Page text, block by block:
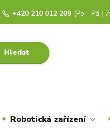
Hledat
+420 210 012 209 (Po - Pá |
Robotická zařízení